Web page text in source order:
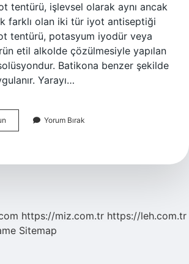
tentürü, işlevsel olarak aynı ancak
farklı olan iki tür iyot antiseptiği
tentürü, potasyum iyodür veya
etil alkolde çözülmesiyle yapılan
Batikona benzer şekilde
Yarayı…
Batikon
Işe
Yorum Bırak
https://miz.com.tr https://leh.com.tr
Sitemap